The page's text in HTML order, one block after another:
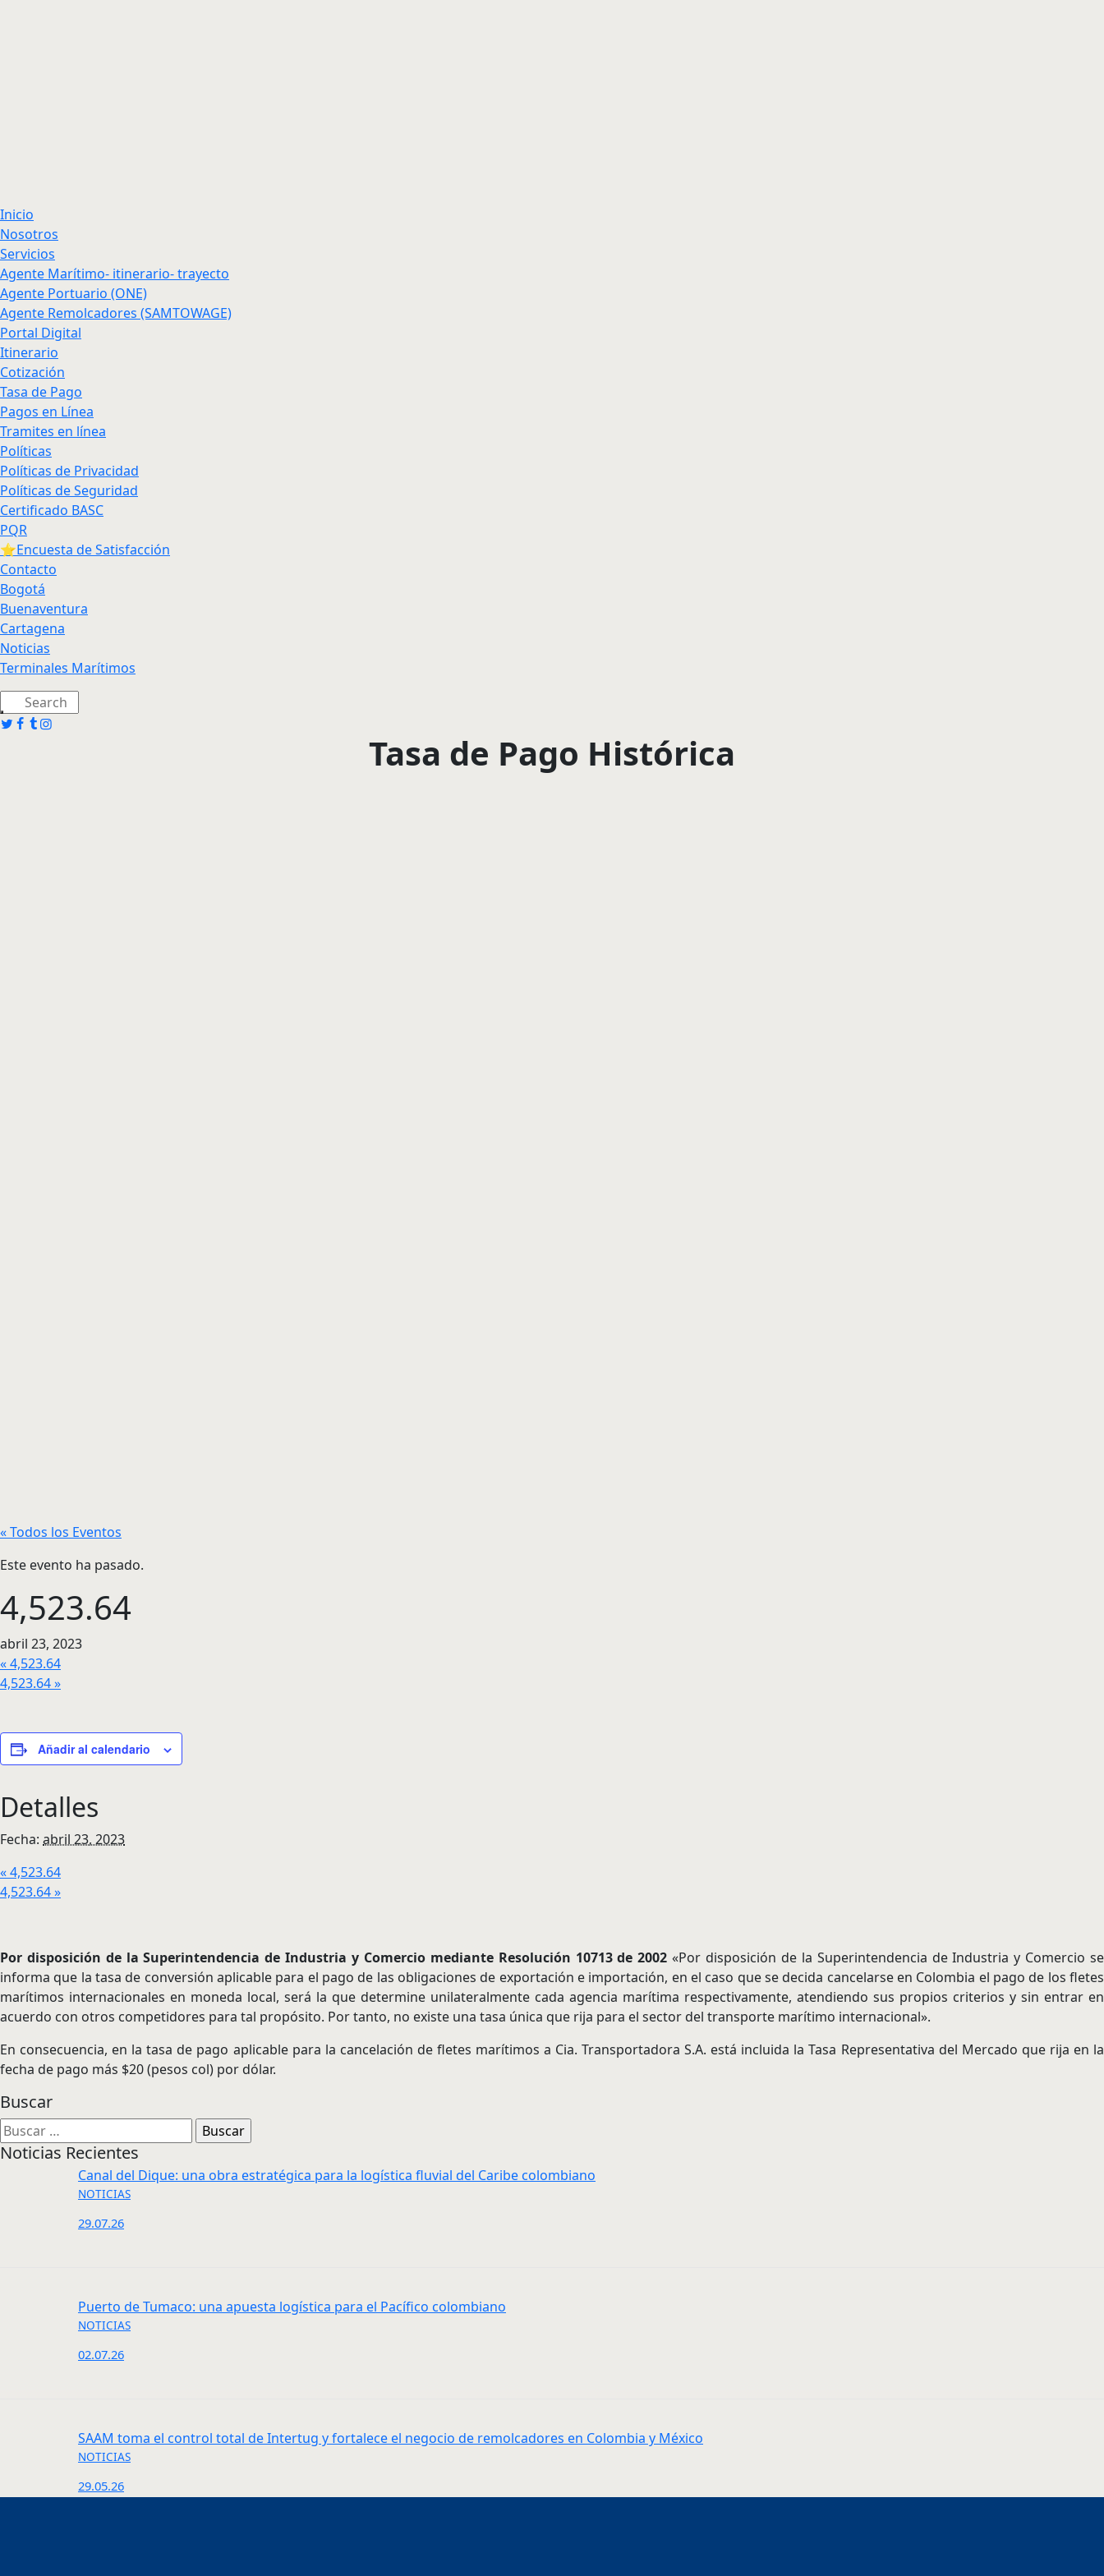
Inicio
Nosotros
Servicios
Agente Marítimo- itinerario- trayecto
Agente Portuario (ONE)
Agente Remolcadores (SAMTOWAGE)
Portal Digital
Itinerario
Cotización
Tasa de Pago
Pagos en Línea
Tramites en línea
Políticas
Políticas de Privacidad
Políticas de Seguridad
Certificado BASC
PQR
⭐Encuesta de Satisfacción
Contacto
Bogotá
Buenaventura
Cartagena
Noticias
Terminales Marítimos
Tasa de Pago Histórica
« Todos los Eventos
Este evento ha pasado.
4,523.64
abril 23, 2023
«4,523.64
4,523.64»
Añadir al calendario
Detalles
Fecha: abril 23, 2023
«4,523.64
4,523.64»
Por disposición de la Superintendencia de Industria y Comercio mediante Resolución 10713 de 2002 «Por disposición de la Superintendencia de Industria y Comercio se
informa que la tasa de conversión aplicable para el pago de las obligaciones de exportación e importación, en el caso que se decida cancelarse en Colombia el pago de los fletes
marítimos internacionales en moneda local, será la que determine unilateralmente cada agencia marítima respectivamente, atendiendo sus propios criterios y sin entrar en
acuerdo con otros competidores para tal propósito. Por tanto, no existe una tasa única que rija para el sector del transporte marítimo internacional».
En consecuencia, en la tasa de pago aplicable para la cancelación de fletes marítimos a Cia. Transportadora S.A. está incluida la Tasa Representativa del Mercado que rija en la
fecha de pago más $20 (pesos col) por dólar.
Buscar
Buscar:
Noticias Recientes
Canal del Dique: una obra estratégica para la logística fluvial del Caribe colombiano
NOTICIAS
29.07.26
Puerto de Tumaco: una apuesta logística para el Pacífico colombiano
NOTICIAS
02.07.26
SAAM toma el control total de Intertug y fortalece el negocio de remolcadores en Colombia y México
NOTICIAS
29.05.26